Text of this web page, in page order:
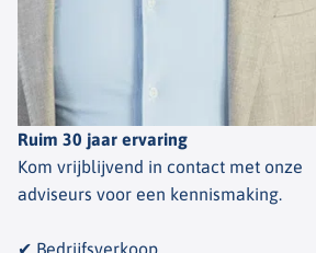
Ruim 30 jaar ervaring
Kom vrijblijvend in contact met onze
adviseurs voor een kennismaking.
✔ Bedrijfsverkoop